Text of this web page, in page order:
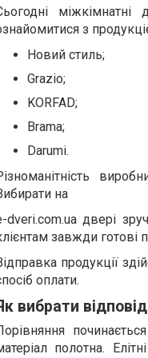
з
Новий стиль;
Grazio;
KORFAD;
Brama;
Darumi.
на
dveri.com.ua двері
завжди готові
продукції
оплати.
вибрати
полотна.